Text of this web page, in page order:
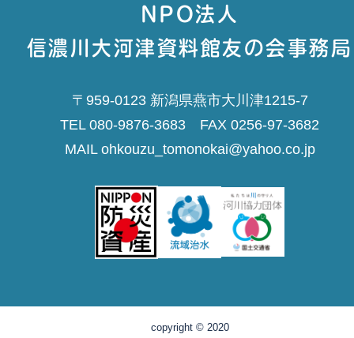
NPO法人
信濃川大河津資料館友の会事務局
〒959-0123 新潟県燕市大川津1215-7
TEL 080-9876-3683 FAX 0256-97-3682
MAIL ohkouzu_tomonokai@yahoo.co.jp
copyright © 2020